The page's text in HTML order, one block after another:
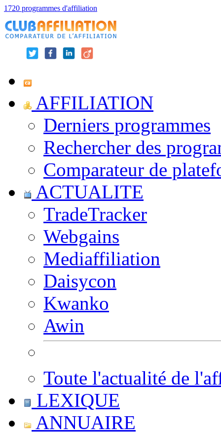
1720 programmes d'affiliation
AFFILIATION
Derniers programmes
Rechercher des
Comparateur de
ACTUALITE
TradeTracker
Webgains
Mediaffiliation
Daisycon
Kwanko
Awin
Toute l'actualité de
LEXIQUE
ANNUAIRE